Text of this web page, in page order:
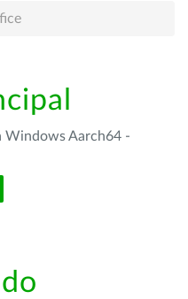
Windows Aarch64 -